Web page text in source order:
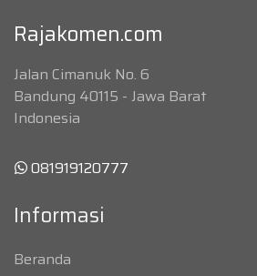
Rajakomen.com
Jalan Cimanuk No. 6
Bandung 40115 - Jawa Barat
Indonesia
081919120777
Informasi
Beranda